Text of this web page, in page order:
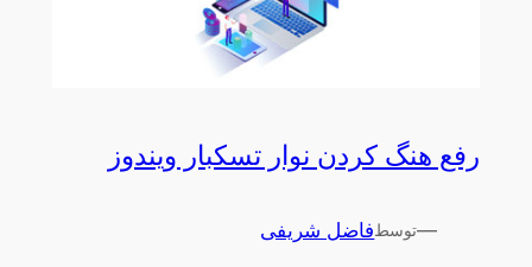
رفع هنگ کردن نوار تسکبار ویندوز
—توسطفاضل شریفی